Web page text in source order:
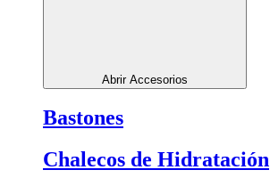
Abrir Accesorios
Bastones
Chalecos de Hidratación